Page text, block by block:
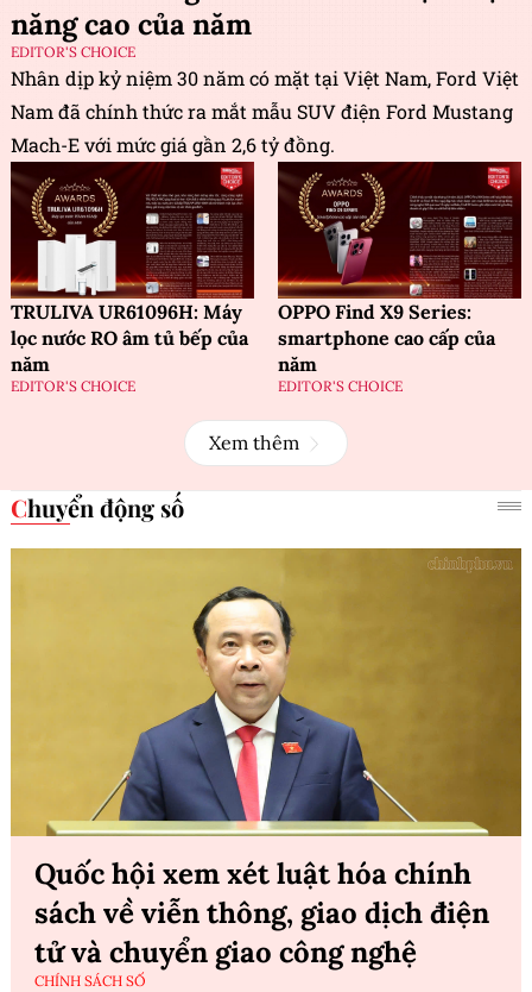
năng cao của năm
EDITOR'S CHOICE
Nhân dịp kỷ niệm 30 năm có mặt tại Việt Nam, Ford Việt
Nam đã chính thức ra mắt mẫu SUV điện Ford Mustang
Mach-E với mức giá gần 2,6 tỷ đồng.
TRULIVA UR61096H: Máy
lọc nước RO âm tủ bếp của
năm
EDITOR'S CHOICE
OPPO Find X9 Series:
smartphone cao cấp của
năm
EDITOR'S CHOICE
Xem thêm
Chuyển động số
Quốc hội xem xét luật hóa chính
sách về viễn thông, giao dịch điện
tử và chuyển giao công nghệ
CHÍNH SÁCH SỐ